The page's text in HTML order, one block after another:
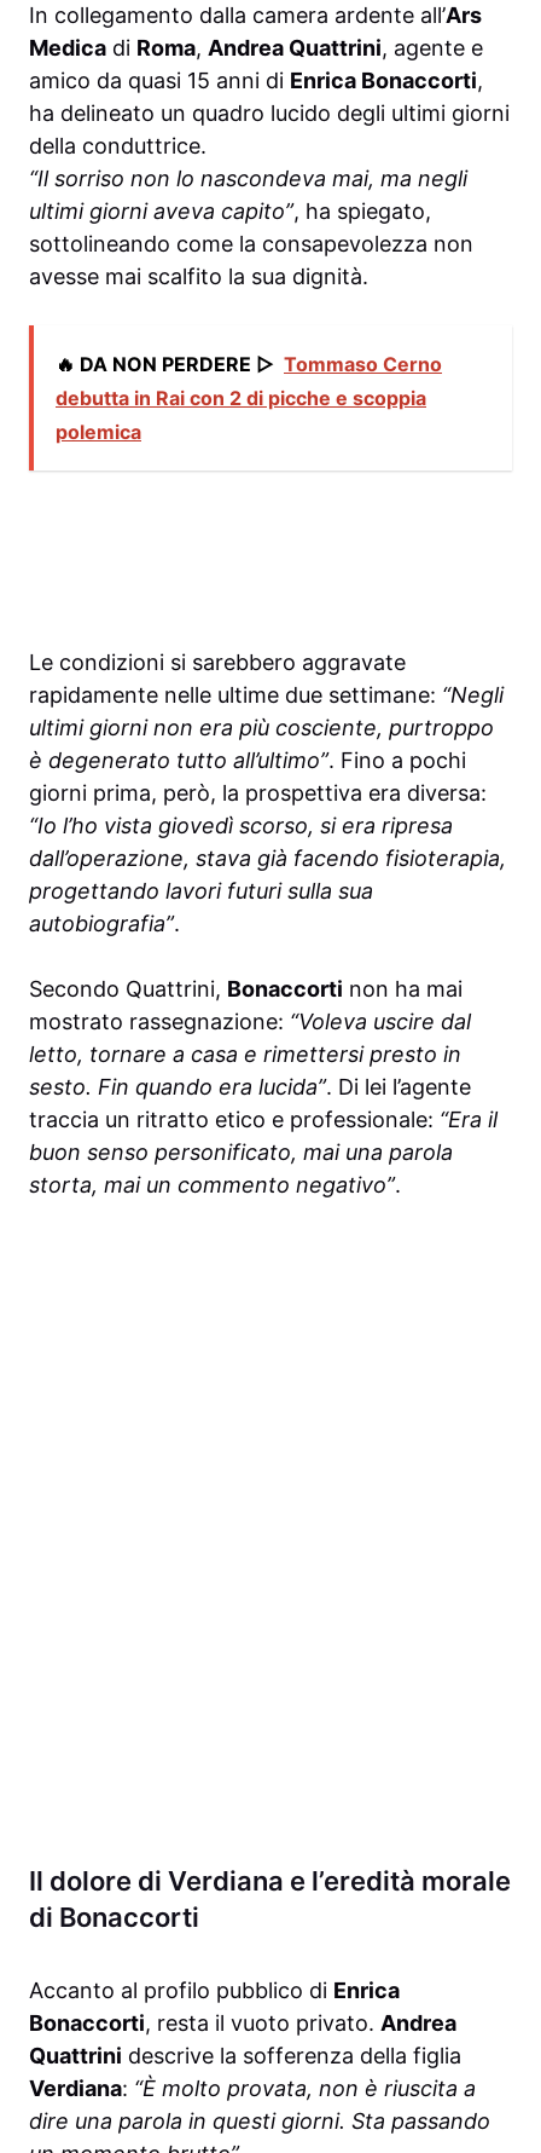
In collegamento dalla camera ardente all’Ars
Medica di Roma, Andrea Quattrini, agente e
amico da quasi 15 anni di Enrica Bonaccorti,
ha delineato un quadro lucido degli ultimi giorni
della conduttrice.
“Il sorriso non lo nascondeva mai, ma negli
ultimi giorni aveva capito”, ha spiegato,
sottolineando come la consapevolezza non
avesse mai scalfito la sua dignità.
🔥 DA NON PERDERE ▷ Tommaso Cerno
debutta in Rai con 2 di picche e scoppia
polemica
Le condizioni si sarebbero aggravate
rapidamente nelle ultime due settimane: “Negli
ultimi giorni non era più cosciente, purtroppo
è degenerato tutto all’ultimo”. Fino a pochi
giorni prima, però, la prospettiva era diversa:
“Io l’ho vista giovedì scorso, si era ripresa
dall’operazione, stava già facendo fisioterapia,
progettando lavori futuri sulla sua
autobiografia”.
Secondo Quattrini, Bonaccorti non ha mai
mostrato rassegnazione: “Voleva uscire dal
letto, tornare a casa e rimettersi presto in
sesto. Fin quando era lucida”. Di lei l’agente
traccia un ritratto etico e professionale: “Era il
buon senso personificato, mai una parola
storta, mai un commento negativo”.
Il dolore di Verdiana e l’eredità morale
di Bonaccorti
Accanto al profilo pubblico di Enrica
Bonaccorti, resta il vuoto privato. Andrea
Quattrini descrive la sofferenza della figlia
Verdiana: “È molto provata, non è riuscita a
dire una parola in questi giorni. Sta passando